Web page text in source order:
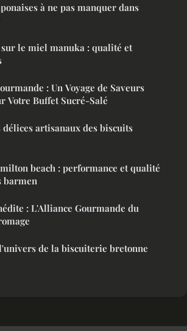
à ne pas manquer dans
le miel manuka : qualité et
: Un Voyage de Saveurs
Votre Buffet Sucré-Salé
délices artisanaux des biscuits
beach : performance et qualité
barmen
: L'Alliance Gourmande du
de la biscuiterie bretonne